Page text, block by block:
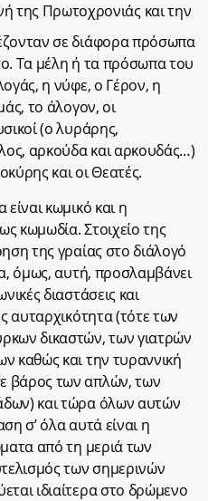
της Πρωτοχρονιάς και την
σε διάφορα πρόσωπα
Τα μέλη ή τα πρόσωπα του
η νύφε, ο Γέρον, η
το άλογον, οι
(ο λυράρης,
αρκούδα και αρκουδάς…)
και οι Θεατές.
κωμικό και η
κωμωδία. Στοιχείο της
της γραίας στο διάλογό
όμως, αυτή, προσλαμβάνει
διαστάσεις και
αυταρχικότητα (τότε των
δικαστών, των γιατρών
καθώς και την τυραννική
βάρος των απλών, των
και τώρα όλων αυτών
σ’ όλα αυτά είναι η
από τη μεριά των
των σημερινών
ιδιαίτερα στο δρώμενο